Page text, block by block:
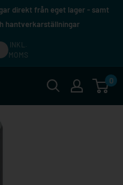
direkt från eget lager - samt
hantverkarställningar
INKL.
MOMS
0